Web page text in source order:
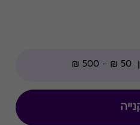
הוא רב פעמי עד סיום